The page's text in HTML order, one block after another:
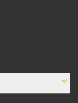
EXPAND_MORE